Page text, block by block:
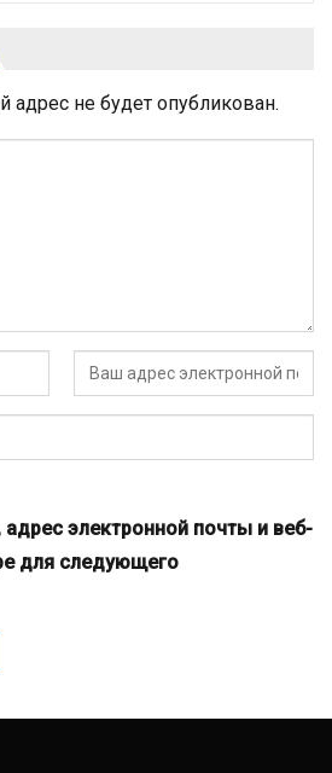
адрес не будет опубликован.
электронной почты и веб-
для следующего